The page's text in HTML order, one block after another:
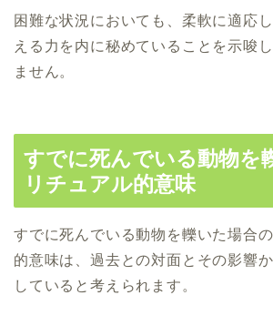
困難な状況においても、柔軟に適応
える力を内に秘めていることを示唆
ません。
すでに死んでいる動物を
リチュアル的意味
すでに死んでいる動物を轢いた場合
的意味は、過去との対面とその影響
していると考えられます。